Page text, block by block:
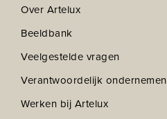
Over Artelux
Beeldbank
Veelgestelde vragen
Verantwoordelijk ondernemen
Werken bij Artelux